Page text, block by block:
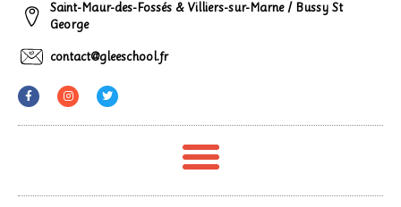
Saint-Maur-des-Fossés & Villiers-sur-Marne / Bussy St
George
contact@gleeschool.fr